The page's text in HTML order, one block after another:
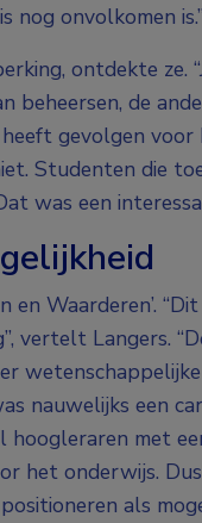
nog onvolkomen is.”
ontdekte ze.
beheersen, de
gevolgen voor
Studenten die
was een
Waarderen’.
vertelt Langers.
nauwelijks een
met
het onderwijs.
als